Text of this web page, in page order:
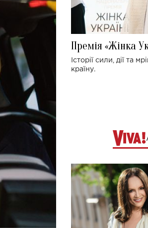
Премія «Жінка
Історії сили, дії та
країну.